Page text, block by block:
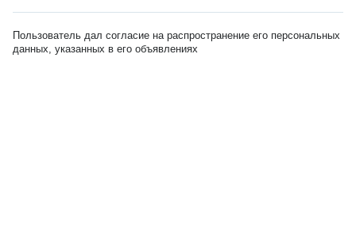
Пользователь дал согласие на распространение его персональных
данных, указанных в его объявлениях